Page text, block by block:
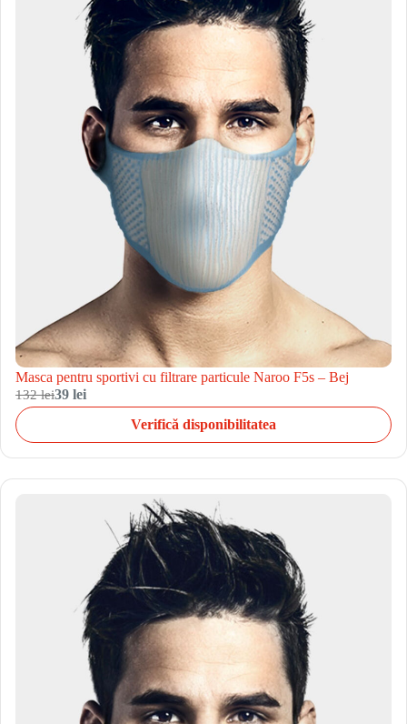
Masca pentru sportivi cu filtrare particule Naroo F5s – Bej
132 lei39 lei
Verifică disponibilitatea